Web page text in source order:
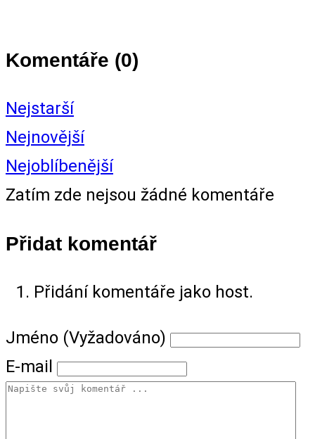
Komentáře (0)
Nejstarší
Nejnovější
Nejoblíbenější
Zatím zde nejsou žádné komentáře
Přidat komentář
Přidání komentáře jako host.
Jméno (Vyžadováno)
E-mail